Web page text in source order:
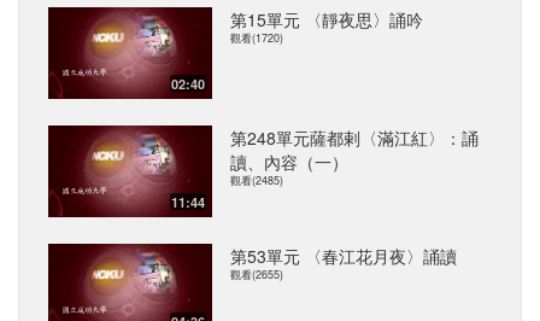
02:40
第15單元 〈靜夜思〉誦吟
觀看(1720)
11:44
第248單元薩都剌〈滿江紅〉：誦
讀、內容（一）
觀看(2485)
第53單元 〈春江花月夜〉誦讀
觀看(2655)